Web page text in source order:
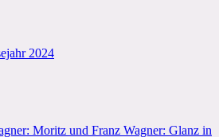
2024
Moritz und Franz Wagner: Glanz in